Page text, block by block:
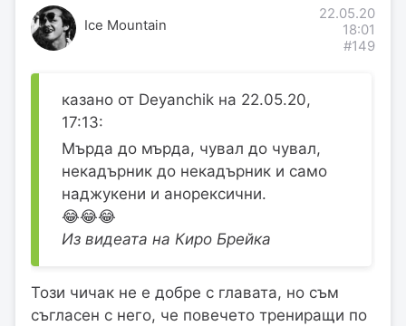
Ice Mountain
22.05.20
18:01
#149
казано от Deyanchik на 22.05.20,
17:13:
Мърда до мърда, чувал до чувал,
некадърник до некадърник и само
наджукени и анорексични.
😂😂😂
Из видеата на Киро Брейка
Този чичак не е добре с главата, но съм
съгласен с него, че повечето трениращи по